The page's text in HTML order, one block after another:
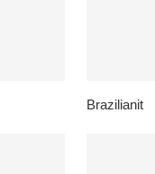
Brazilianit